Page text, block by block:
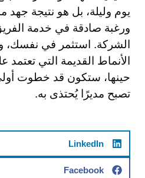
يوم وليلة، بل هو نتيجة جهد
ورغبة صادقة في خدمة
الشركة. استثمر في نفسك،
الأنماط القديمة التي
حينها، ستكون قد خطوت
تصبح مديرًا يُحتذى به.
LinkedIn
Facebook